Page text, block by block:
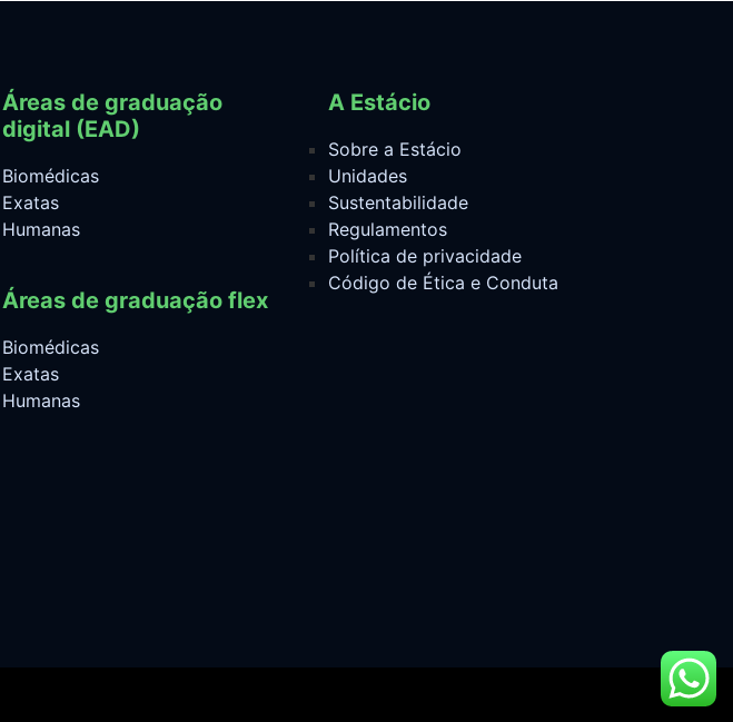
Áreas de graduação
digital (EAD)
Biomédicas
Exatas
Humanas
Áreas de graduação flex
Biomédicas
Exatas
Humanas
A Estácio
Sobre a Estácio
Unidades
Sustentabilidade
Regulamentos
Política de privacidade
Código de Ética e Conduta